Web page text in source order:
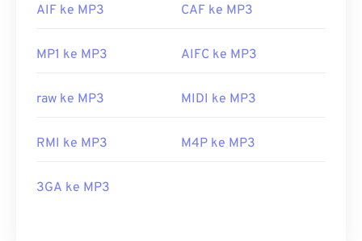
AIF ke MP3 CAF ke MP3
MP1 ke MP3 AIFC ke MP3
raw ke MP3 MIDI ke MP3
RMI ke MP3 M4P ke MP3
3GA ke MP3